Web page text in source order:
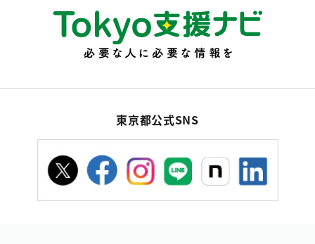
東京都公式SNS